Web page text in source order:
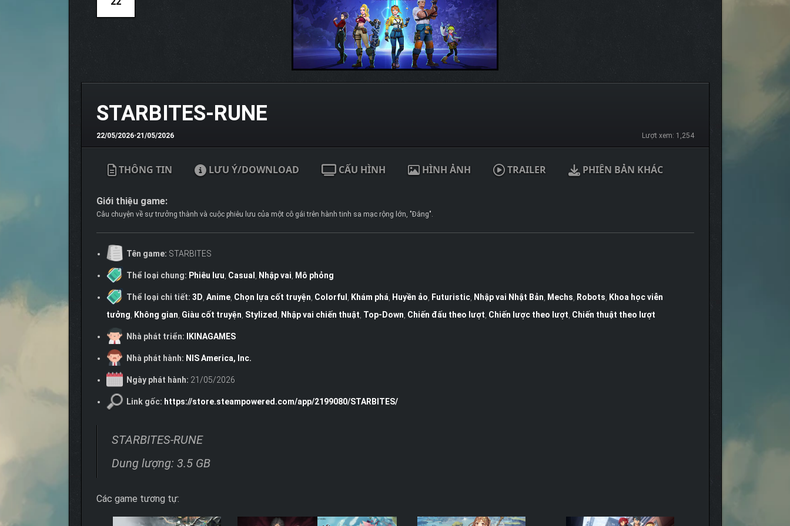
STARBITES-RUNE
22/05/2026•21/05/2026 Lượt xem: 1,254
THÔNG TIN LƯU Ý/DOWNLOAD CẤU HÌNH HÌNH ẢNH TRAILER PHIÊN BẢN KHÁC
Giới thiệu game:
Câu chuyện về sự trưởng thành và cuộc phiêu lưu của một cô gái trên hành tinh sa mạc rộng lớn, "Đắng".
Tên game: STARBITES
Thể loại chung: Phiêu lưu Casual Nhập vai Mô phỏng
Thể loại chi tiết: 3D Anime, Chọn lựa cốt truyện Colorful Khám phá Huyền ảo Futuristic, Nhập vai Nhật Bản Mechs Robots
Khoa học viễn
tưởng
Không gian Giàu cốt truyện Stylized Nhập vai chiến thuật Top-Down Chiến đấu theo lượt Chiến lược theo lượt Chiến thuật theo lượt
Nhà phát triển: IKINAGAMES
Nhà phát hành: NIS America, Inc.
Ngày phát hành: 21/05/2026
Link gốc: https://store.steampowered.com/app/2199080/STARBITES/
STARBITES-RUNE
Dung lượng: 3.5 GB
Các game tương tự: